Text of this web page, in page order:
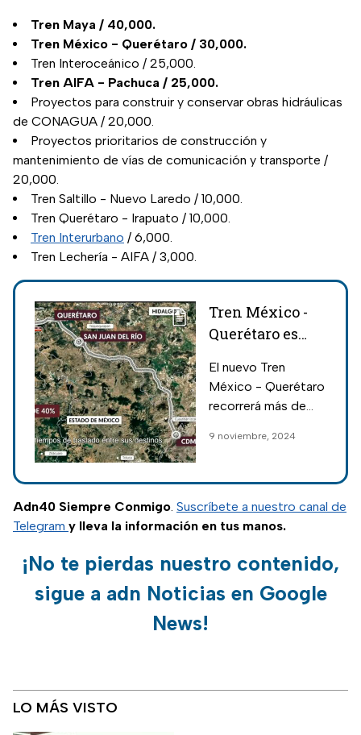
Tren Maya / 40,000.
Tren México - Querétaro / 30,000.
Tren Interoceánico / 25,000.
Tren AIFA - Pachuca / 25,000.
Proyectos para construir y conservar obras hidráulicas
de CONAGUA / 20,000.
Proyectos prioritarios de construcción y
mantenimiento de vías de comunicación y transporte /
20,000.
Tren Saltillo - Nuevo Laredo / 10,000.
Tren Querétaro - Irapuato / 10,000.
Tren Interurbano / 6,000.
Tren Lechería - AIFA / 3,000.
Tren México -
Querétaro es
conocemos ruta
y duración del
El nuevo Tren
México - Querétaro
recorrerá más de
Gobierno prometió
de pasajeros a
reducir sus tiempos
de traslado.
9 noviembre, 2024
Adn40 Siempre Conmigo. Suscríbete a nuestro canal de
Telegram y lleva la información en tus manos.
¡No te pierdas nuestro contenido,
sigue a adn Noticias en Google
News!
LO MÁS VISTO